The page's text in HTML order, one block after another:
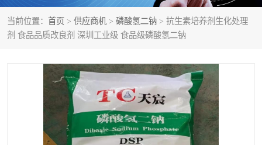
当前位置： 首页 > 供应商机 > 磷酸氢二钠 > 抗生素培养剂生化处理
剂 食品品质改良剂 深圳工业级 食品级磷酸氢二钠
聚合氯化铝 焦磷酸二氢二钠
一水葡萄糖
聚丙烯酰胺 一水柠檬酸
磷酸氢二钠 葡萄糖酸钠